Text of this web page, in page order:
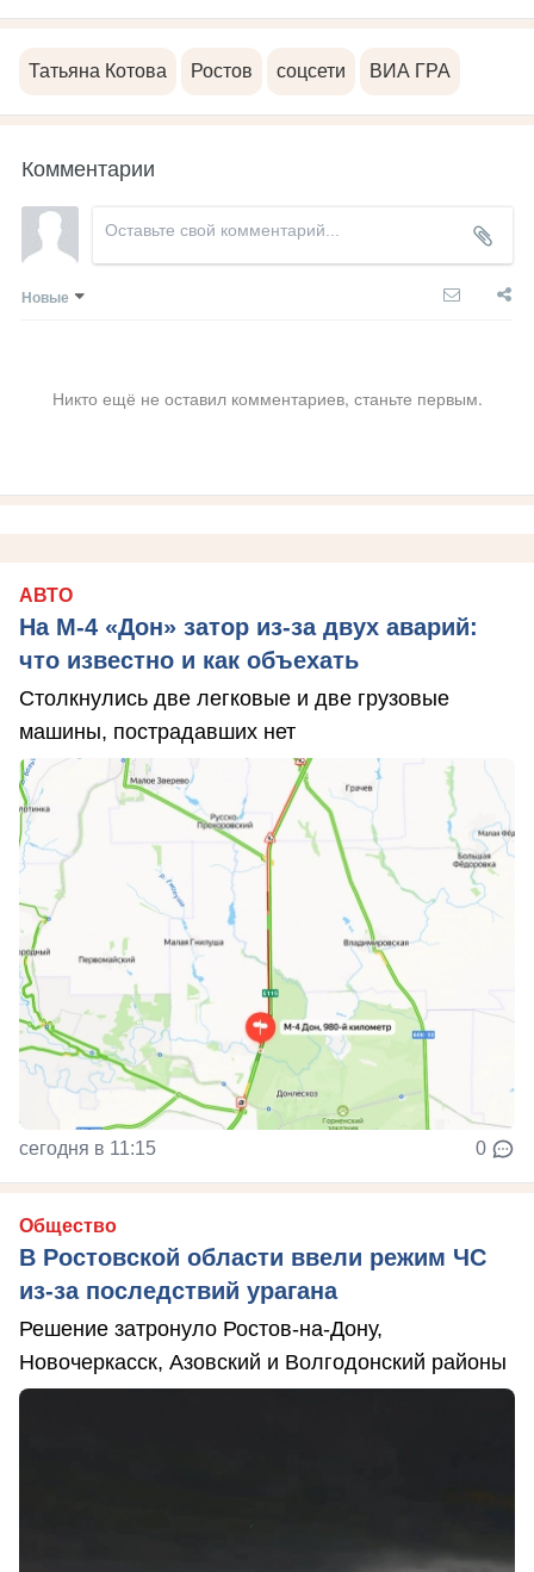
Татьяна Котова Ростов соцсети ВИА ГРА
Комментарии
Новые
Никто ещё не оставил комментариев, станьте первым.
АВТО
На М‑4 «Дон» затор из‑за двух аварий:
что известно и как объехать
Столкнулись две легковые и две грузовые
машины, пострадавших нет
сегодня в 11:15 0
Общество
В Ростовской области ввели режим ЧС
из-за последствий урагана
Решение затронуло Ростов-на-Дону,
Новочеркасск, Азовский и Волгодонский районы